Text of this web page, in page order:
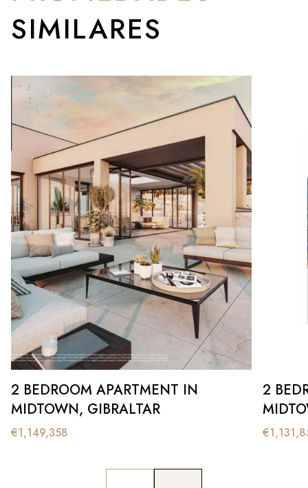
SIMILARES
2 BEDROOM APARTMENT IN
MIDTOWN, GIBRALTAR
€1,149,358
2
€